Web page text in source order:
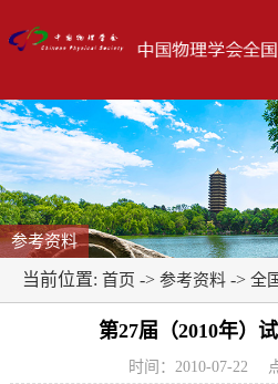
参考资料
当前位置: 首页 -> 参考资料 -> 全
第27届（2010年）
时间：2010-07-22